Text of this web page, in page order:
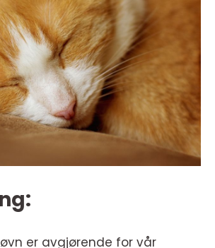
er avgjørende for vår